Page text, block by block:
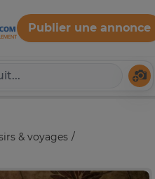
Publier une annonce
& voyages